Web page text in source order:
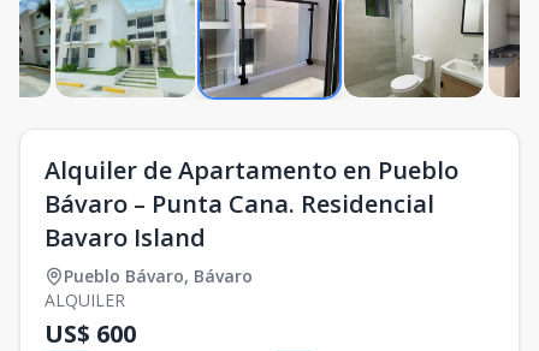
Alquiler de Apartamento en Pueblo
Bávaro – Punta Cana. Residencial
Bavaro Island
Pueblo Bávaro, Bávaro
ALQUILER
US$ 600